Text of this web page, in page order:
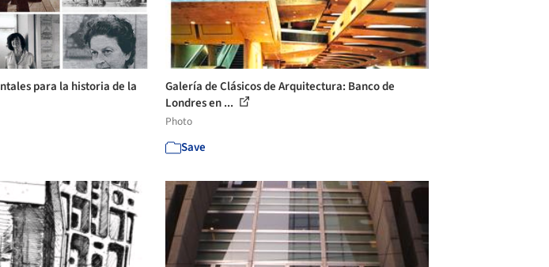
para la historia de la
Galería de Clásicos de Arquitectura: Banco de
Londres en ...
Photo
Save